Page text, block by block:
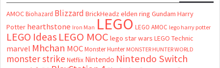
AMOC Biohazard Blizzard BrickHeadz elden ring Gundam Harry
Potter hearthstone Iron Man LEGO LEGO AMOC lego harry potter
LEGO Ideas LEGO MOC lego star wars LEGO Technic
marvel Mhchan MOC Monster Hunter MONSTER HUNTER WORLD
monster strike Netflix Nintendo Nintendo Switch